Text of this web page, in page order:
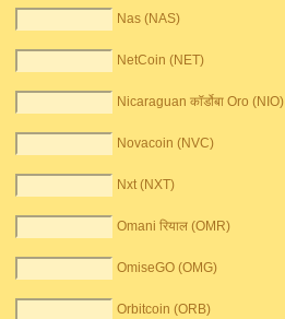
Nas (NAS)
NetCoin (NET)
Nicaraguan कॉर्डोबा Oro (NIO)
Novacoin (NVC)
Nxt (NXT)
Omani रियाल (OMR)
OmiseGO (OMG)
Orbitcoin (ORB)